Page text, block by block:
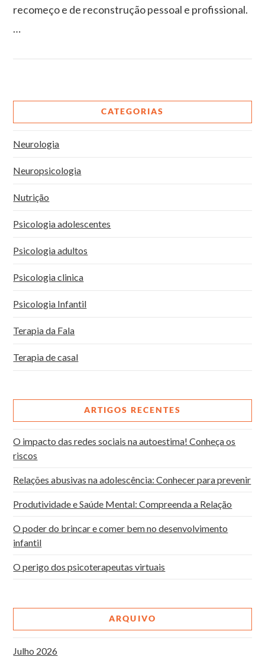
recomeço e de reconstrução pessoal e profissional.
…
CATEGORIAS
Neurologia
Neuropsicologia
Nutrição
Psicologia adolescentes
Psicologia adultos
Psicologia clinica
Psicologia Infantil
Terapia da Fala
Terapia de casal
ARTIGOS RECENTES
O impacto das redes sociais na autoestima! Conheça os
riscos
Relações abusivas na adolescência: Conhecer para prevenir
Produtividade e Saúde Mental: Compreenda a Relação
O poder do brincar e comer bem no desenvolvimento
infantil
O perigo dos psicoterapeutas virtuais
ARQUIVO
Julho 2026